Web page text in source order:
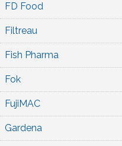
FD Food
Filtreau
Fish Pharma
Fok
FujiMAC
Gardena